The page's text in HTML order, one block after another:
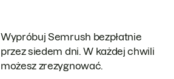
Wypróbuj Semrush bezpłatnie
przez siedem dni. W każdej chwili
możesz zrezygnować.